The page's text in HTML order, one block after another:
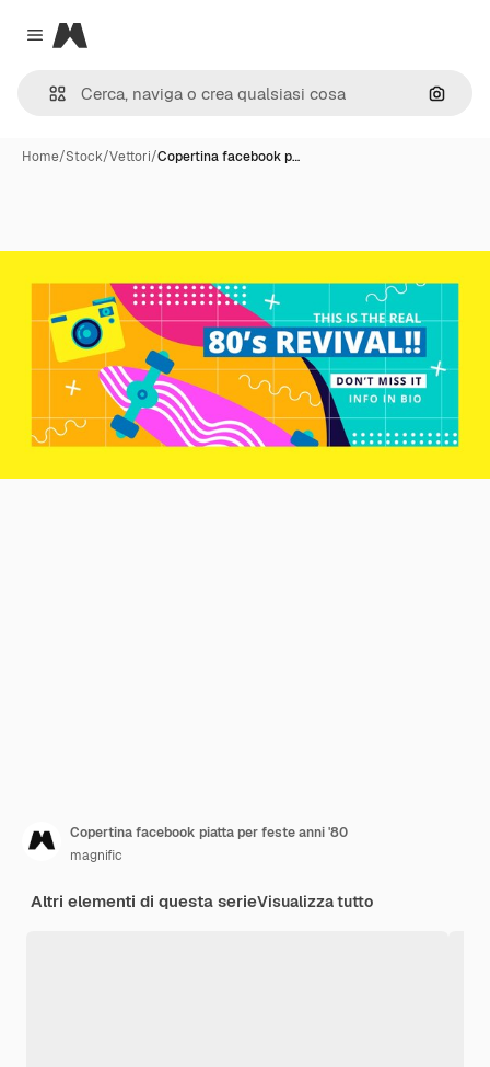
Close menu
Magnific
Cerca
Home/Stock/Vettori/Copertina facebook p…
Copertina facebook piatta per feste anni '80
magnific
Altri elementi di questa serieVisualizza tutto